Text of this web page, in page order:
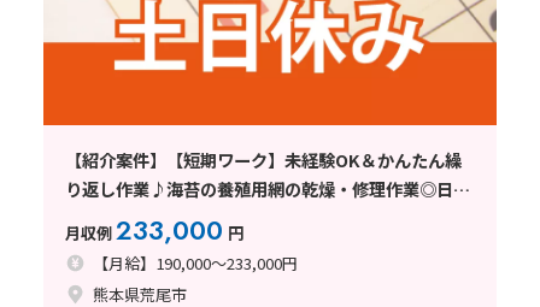
【紹介案件】【短期ワーク】未経験OK＆かんたん繰
り返し作業♪海苔の養殖用網の乾燥・修理作業◎日勤
×土日休み！
月収例233,000 円
【月給】190,000～233,000円
熊本県荒尾市